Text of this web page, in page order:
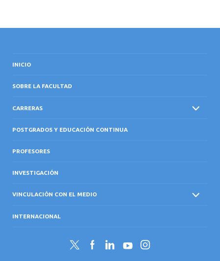
INICIO
SOBRE LA FACULTAD
CARRERAS
POSTGRADOS Y EDUCACIÓN CONTINUA
PROFESORES
INVESTIGACIÓN
VINCULACIÓN CON EL MEDIO
INTERNACIONAL
Twitter FacebookLinkedInYouTubeInstagram